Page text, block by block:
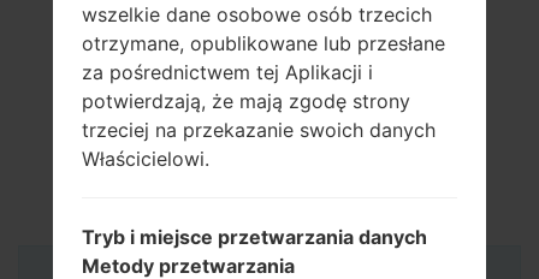
wszelkie dane osobowe osób trzecich
otrzymane, opublikowane lub przesłane
za pośrednictwem tej Aplikacji i
potwierdzają, że mają zgodę strony
trzeciej na przekazanie swoich danych
Właścicielowi.
Tryb i miejsce przetwarzania danych
Metody przetwarzania